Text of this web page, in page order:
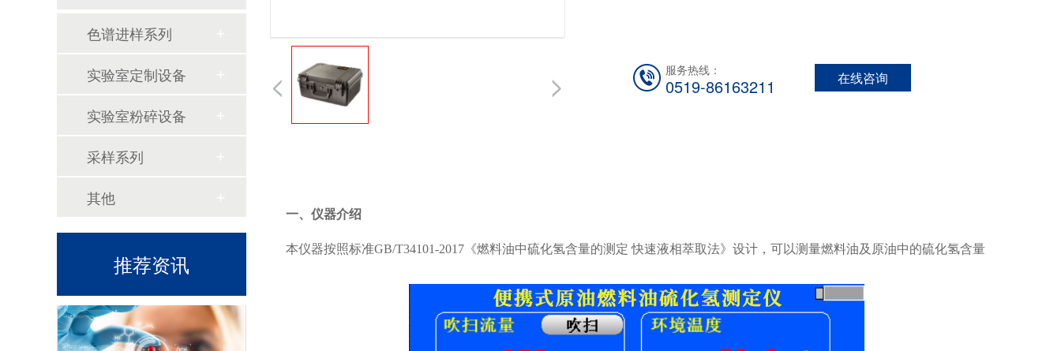
服务热线：
0519-86163211 在线咨询
一、仪器介绍
本仪器按照标准GB/T34101-2017《燃料油中硫化氢含量的测定 快速液相萃取法》设计，可以测量燃料油及原油中的硫化氢含量
色谱进样系列
实验室定制设备
实验室粉碎设备
采样系列
其他
推荐资讯
进样针取样小技巧